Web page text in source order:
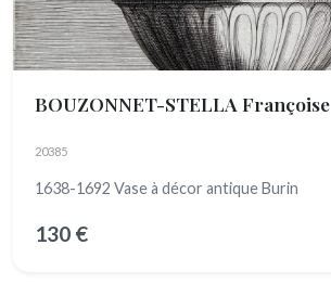
BOUZONNET-STELLA Françoise
20385
1638-1692 Vase à décor antique Burin
130 €